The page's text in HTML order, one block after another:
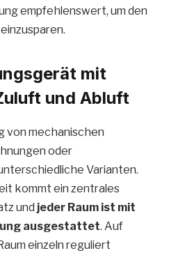
empfehlenswert, um den
mit
und Abluft
von mechanischen
oder
Varianten.
kommt ein zentrales
und jeder Raum ist mit
ausgestattet. Auf
einzeln reguliert